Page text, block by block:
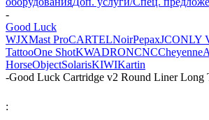
-
Good Luck
WJXMast ProCARTELNoirPepaxJCONLY
TattooOne ShotKWADRONCNCCheyenne
HorseObjectSolarisKIWIKartin
-Good Luck Cartridge v2 Round Liner Long
: